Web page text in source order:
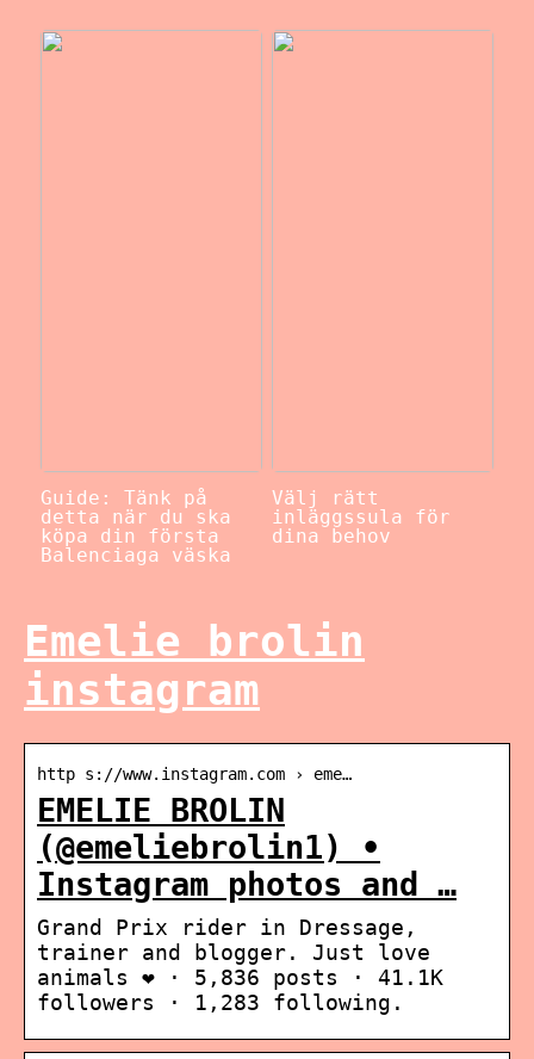
Guide: Tänk på
detta när du ska
köpa din första
Balenciaga väska
Välj rätt
inläggssula för
dina behov
Emelie brolin
instagram
http s://www.instagram.com › eme…
EMELIE BROLIN
(@emeliebrolin1) •
Instagram photos and …
Grand Prix rider in Dressage,
trainer and blogger. Just love
animals ❤️ · 5,836 posts · 41.1K
followers · 1,283 following.